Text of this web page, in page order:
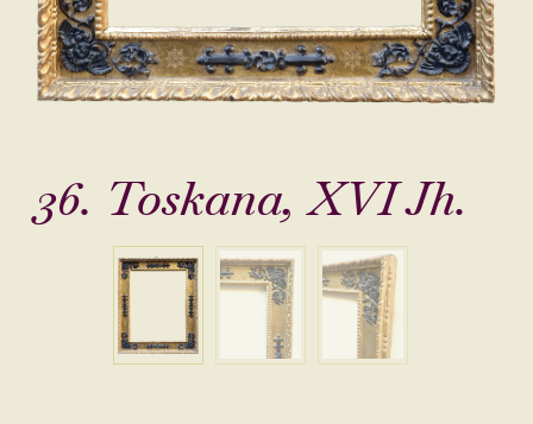
36. Toskana, XVI Jh.